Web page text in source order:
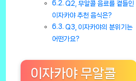
Q2, 무알콜 음료를 곁들인
이자카야 추천 음식은?
Q3, 이자카야의 분위기는
어떤가요?
이자카야 무알콜